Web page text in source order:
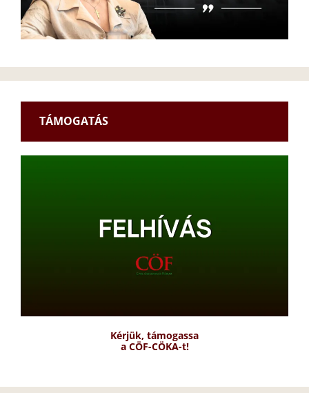
TÁMOGATÁS
Kérjük, támogassa
a CÖF-CÖKA-t!